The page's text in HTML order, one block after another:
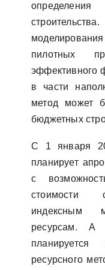
пилотных
эффективного
в части
метод может
бюджетных
С 1 января
планирует
с
стоимости
индексным
ресурсам.
планируется
ресурсного